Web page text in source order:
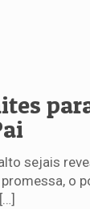
sejais
o